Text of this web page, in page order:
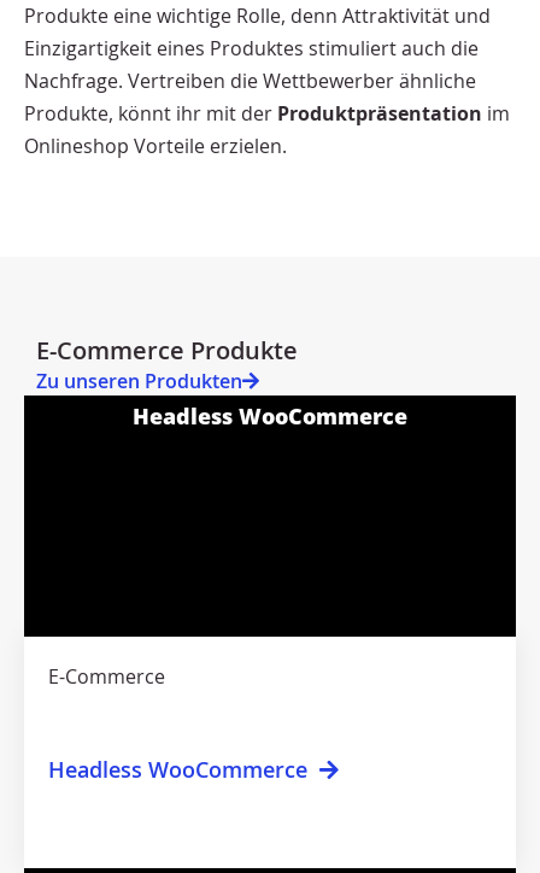
Produkte eine wichtige Rolle, denn Attraktivität und
Einzigartigkeit eines Produktes stimuliert auch die
Nachfrage. Vertreiben die Wettbewerber ähnliche
Produkte, könnt ihr mit der Produktpräsentation im
Onlineshop Vorteile erzielen.
E-Commerce Produkte
Zu unseren Produkten
Headless WooCommerce
E-Commerce
Headless WooCommerce